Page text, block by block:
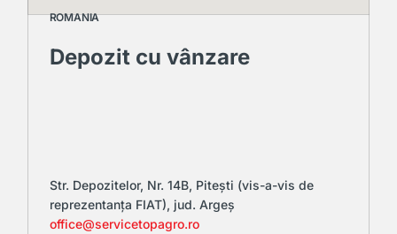
ROMANIA
Depozit cu vânzare
Str. Depozitelor, Nr. 14B, Pitești (vis-a-vis de
reprezentanța FIAT), jud. Argeș
office@servicetopagro.ro